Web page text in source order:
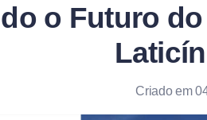
o Futuro
Criado em